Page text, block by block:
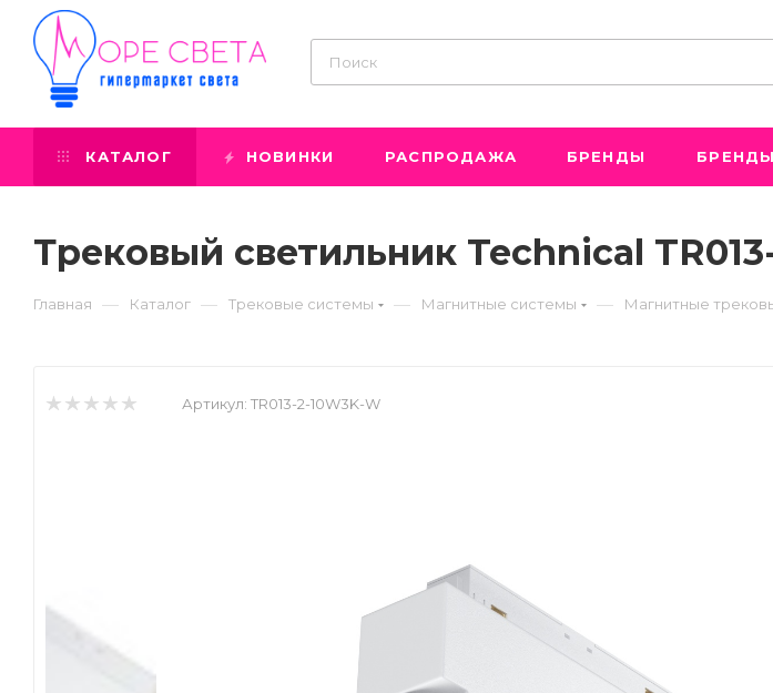
КАТАЛОГ НОВИНКИ РАСПРОДАЖА БРЕНДЫ
Трековый светильник Technical
Главная — Каталог — Трековые системы — Магнитные системы — Магнитные
Артикул: TR013-2-10W3K-W